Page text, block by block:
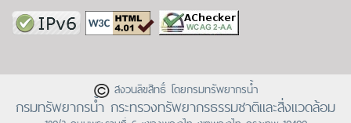
สงวนลิขสิทธิ์ โดยกรมทรัพยากรน้ำ
กรมทรัพยากรน้ำ กระทรวงทรัพยากรธรรมชาติและสิ่งแวดล้อม